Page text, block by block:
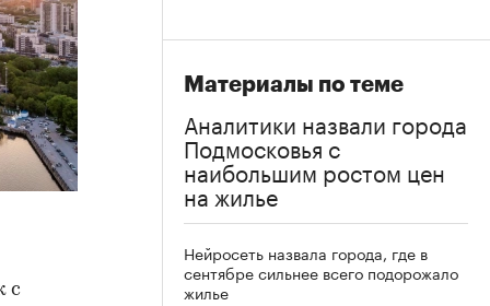
с
Материалы по теме
Аналитики назвали города
Подмосковья с
наибольшим ростом цен
на жилье
Нейросеть назвала города, где в
сентябре сильнее всего подорожало
жилье